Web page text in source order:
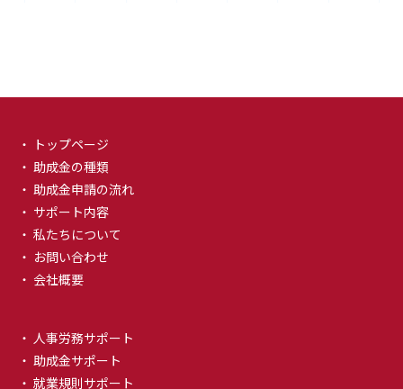
・ トップページ
・ 助成金の種類
・ 助成金申請の流れ
・ サポート内容
・ 私たちについて
・ お問い合わせ
・ 会社概要
・ 人事労務サポート
・ 助成金サポート
・ 就業規則サポート